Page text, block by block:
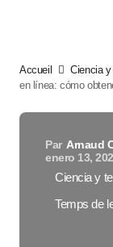
Accueil Ciencia
en línea: cómo
Par Arnaud
enero 13,
Ciencia y
Temps de